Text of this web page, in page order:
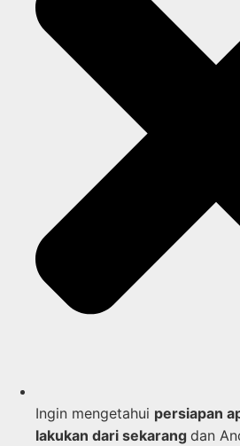
Ingin mengetahui persiapan
lakukan dari sekarang dan